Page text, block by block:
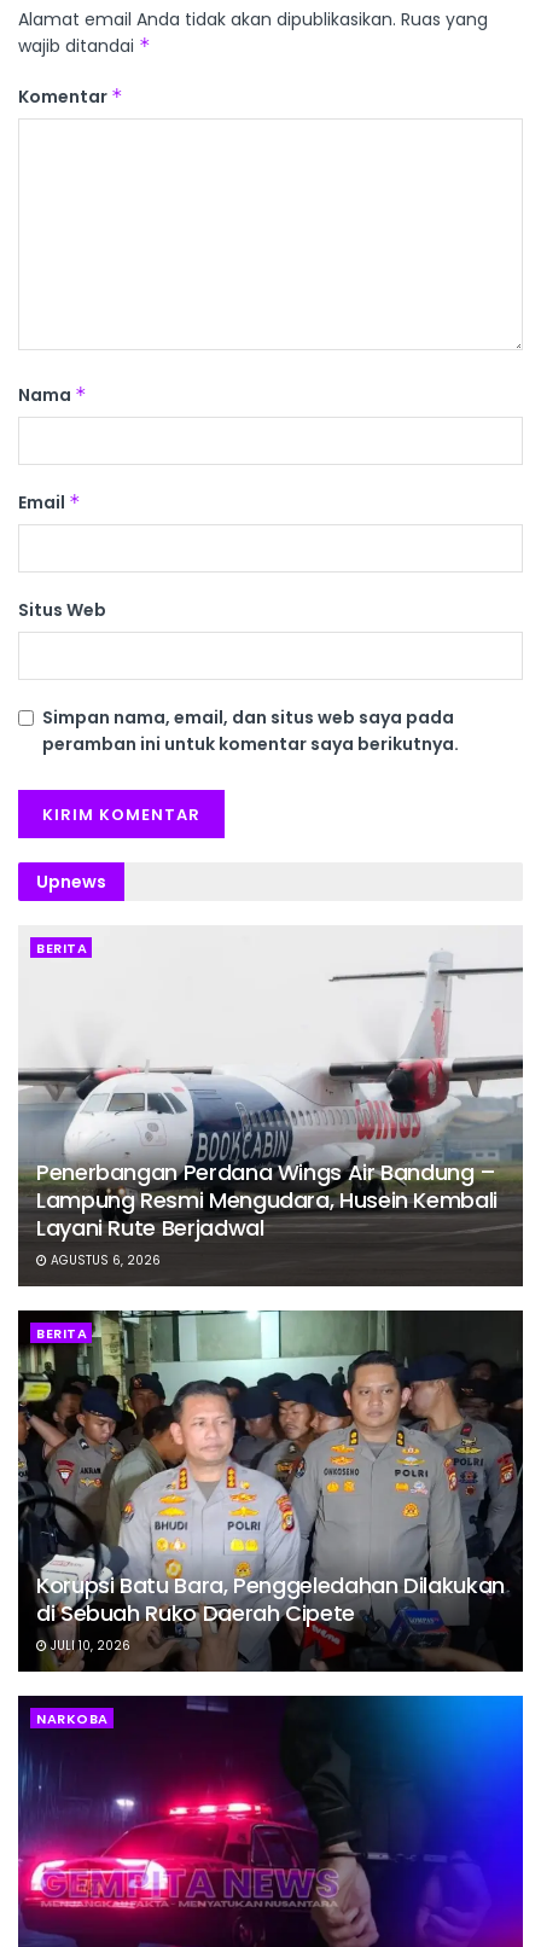
Alamat email Anda tidak akan dipublikasikan. Ruas yang
wajib ditandai *
Komentar *
Nama *
Email *
Situs Web
Simpan nama, email, dan situs web saya pada
peramban ini untuk komentar saya berikutnya.
Upnews
BERITA
Penerbangan Perdana Wings Air Bandung –
Lampung Resmi Mengudara, Husein Kembali
Layani Rute Berjadwal
AGUSTUS 6, 2026
BERITA
Korupsi Batu Bara, Penggeledahan Dilakukan
di Sebuah Ruko Daerah Cipete
JULI 10, 2026
NARKOBA